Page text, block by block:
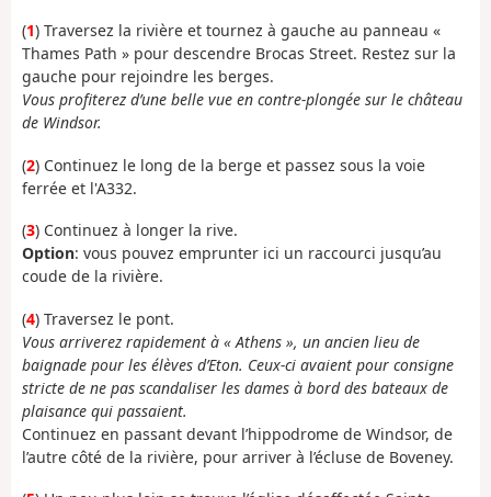
(1) Traversez la rivière et tournez à gauche au panneau «
Thames Path » pour descendre Brocas Street. Restez sur la
gauche pour rejoindre les berges.
Vous profiterez d’une belle vue en contre-plongée sur le château
de Windsor.
(2) Continuez le long de la berge et passez sous la voie
ferrée et l'A332.
(3) Continuez à longer la rive.
Option: vous pouvez emprunter ici un raccourci jusqu’au
coude de la rivière.
(4) Traversez le pont.
Vous arriverez rapidement à « Athens », un ancien lieu de
baignade pour les élèves d’Eton. Ceux-ci avaient pour consigne
stricte de ne pas scandaliser les dames à bord des bateaux de
plaisance qui passaient.
Continuez en passant devant l’hippodrome de Windsor, de
l’autre côté de la rivière, pour arriver à l’écluse de Boveney.